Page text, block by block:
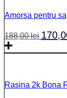
Amorsa pentru
188,00lei Prețul
inițial
a
Rasina 2k Bona